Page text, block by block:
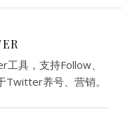
具，支持Follow、
Twitter养号、营销。